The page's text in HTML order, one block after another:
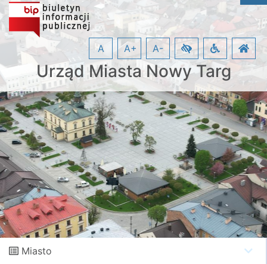
Urząd Miasta Nowy Targ
A A+ A-
Miasto